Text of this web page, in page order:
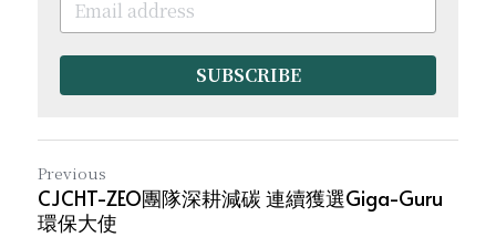
SUBSCRIBE
Previous
CJCHT-ZEO團隊深耕減碳 連續獲選Giga-Guru
環保大使